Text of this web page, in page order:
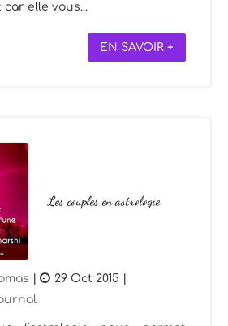
car elle vous...
EN SAVOIR +
Les couples en astrologie
| 29 Oct 2015